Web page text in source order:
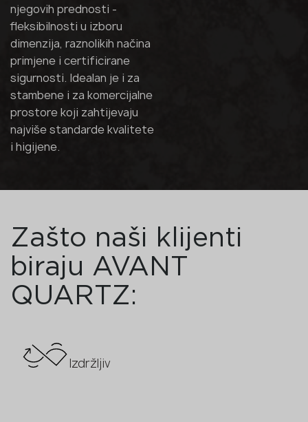
njegovih prednosti -
fleksibilnosti u izboru
dimenzija, raznolikih načina
primjene i certificirane
sigurnosti. Idealan je i za
stambene i za komercijalne
prostore koji zahtijevaju
najviše standarde kvalitete
i higijene.
Zašto naši klijenti
biraju AVANT
QUARTZ:
Izdržljiv